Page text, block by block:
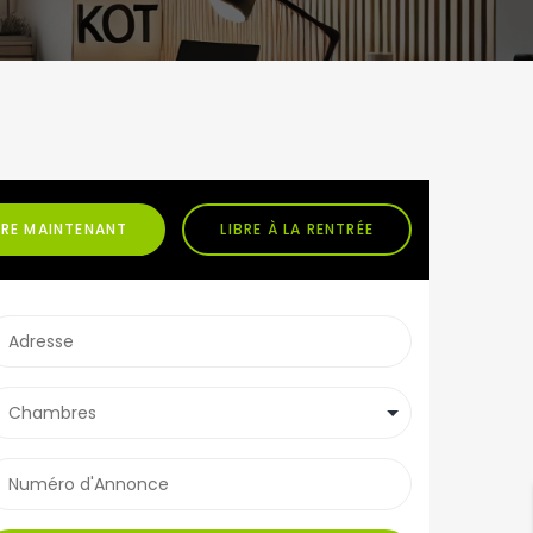
MAINTENANT LIBRE À LA RENTRÉE